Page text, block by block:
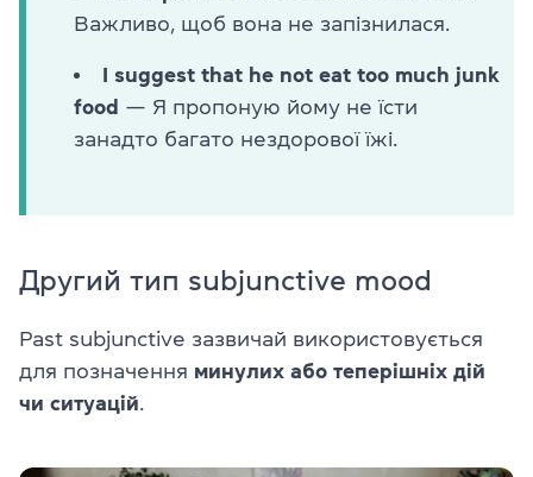
Важливо, щоб вона не запізнилася.
I suggest that he not eat too much junk
food — Я пропоную йому не їсти
занадто багато нездорової їжі.
Другий тип subjunctive mood
Past subjunctive зазвичай використовується
для позначення минулих або теперішніх дій
чи ситуацій.